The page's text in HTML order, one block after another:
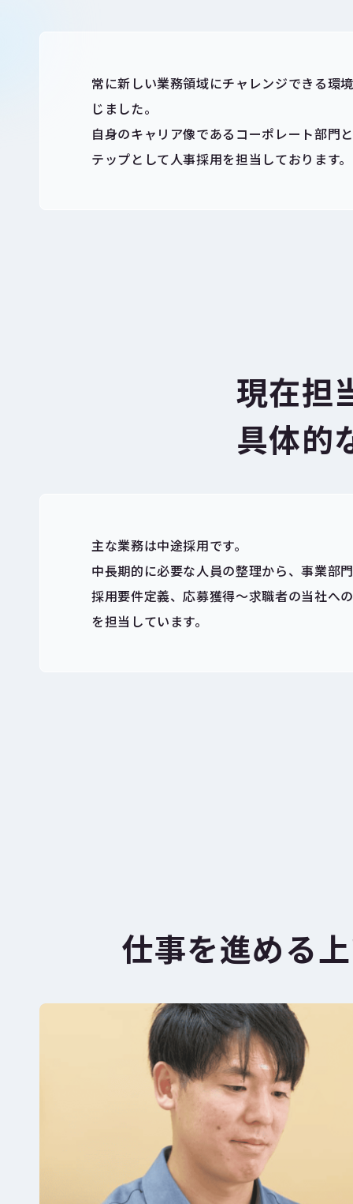
常に新しい業務領域にチャレンジできる環
じました。
自身のキャリア像であるコーポレート部門
テップとして人事採用を担当しております。
現在担
具体的
主な業務は中途採用です。
中長期的に必要な人員の整理から、事業部
採用要件定義、応募獲得～求職者の当社へ
を担当しています。
仕事を進める